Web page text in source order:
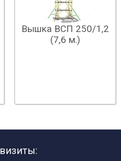
Вышка ВСП 250/1,2
(7,6 м.)